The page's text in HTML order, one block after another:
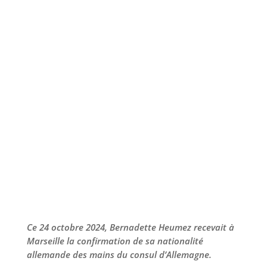
Ce 24 octobre 2024, Bernadette Heumez recevait à
Marseille la confirmation de sa nationalité
allemande des mains du consul d’Allemagne.